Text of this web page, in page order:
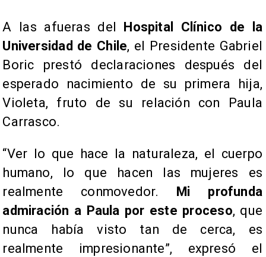
A las afueras del Hospital Clínico de la
Universidad de Chile, el Presidente Gabriel
Boric prestó declaraciones después del
esperado nacimiento de su primera hija,
Violeta, fruto de su relación con Paula
Carrasco.
“Ver lo que hace la naturaleza, el cuerpo
humano, lo que hacen las mujeres es
realmente conmovedor. Mi profunda
admiración a Paula por este proceso, que
nunca había visto tan de cerca, es
realmente impresionante”, expresó el